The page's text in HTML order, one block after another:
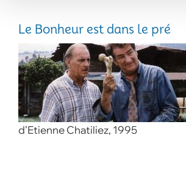
Le Bonheur est dans le pré
d’Etienne Chatiliez, 1995